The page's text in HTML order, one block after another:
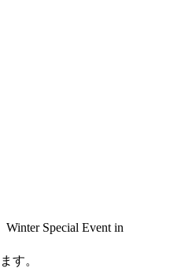
Special Event in
す。